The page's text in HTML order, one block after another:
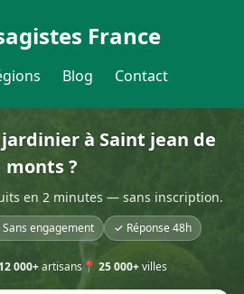
France
Blog Contact
à Saint jean de
monts ?
en 2 minutes — sans inscription.
engagement ✓ Réponse 48h
12 000+artisans📍 25 000+villes